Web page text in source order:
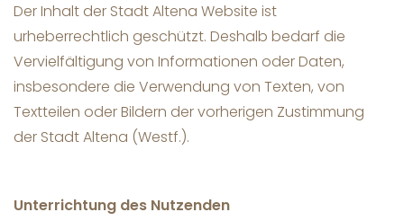
Der Inhalt der Stadt Altena Website ist
urheberrechtlich geschützt. Deshalb bedarf die
Vervielfältigung von Informationen oder Daten,
insbesondere die Verwendung von Texten, von
Textteilen oder Bildern der vorherigen Zustimmung
der Stadt Altena (Westf.).
Unterrichtung des Nutzenden